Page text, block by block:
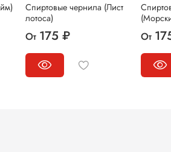
Спиртовые чернила (Лист
лотоса)
От 175 ₽ От